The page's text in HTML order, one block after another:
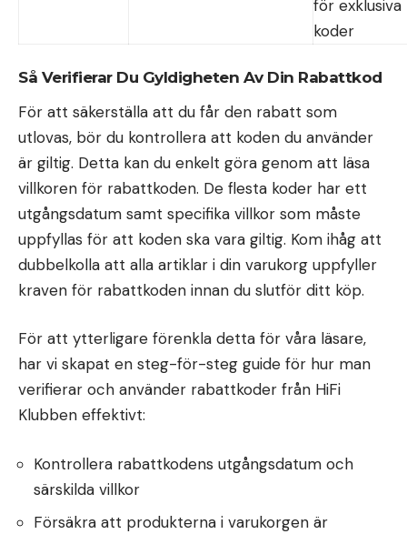
för exklusiva
koder
Så Verifierar Du Gyldigheten Av Din Rabattkod
För att säkerställa att du får den rabatt som
utlovas, bör du kontrollera att koden du använder
är giltig. Detta kan du enkelt göra genom att läsa
villkoren för rabattkoden. De flesta koder har ett
utgångsdatum samt specifika villkor som måste
uppfyllas för att koden ska vara giltig. Kom ihåg att
dubbelkolla att alla artiklar i din varukorg uppfyller
kraven för rabattkoden innan du slutför ditt köp.
För att ytterligare förenkla detta för våra läsare,
har vi skapat en steg-för-steg guide för hur man
verifierar och använder rabattkoder från HiFi
Klubben effektivt:
Kontrollera rabattkodens utgångsdatum och
särskilda villkor
Försäkra att produkterna i varukorgen är